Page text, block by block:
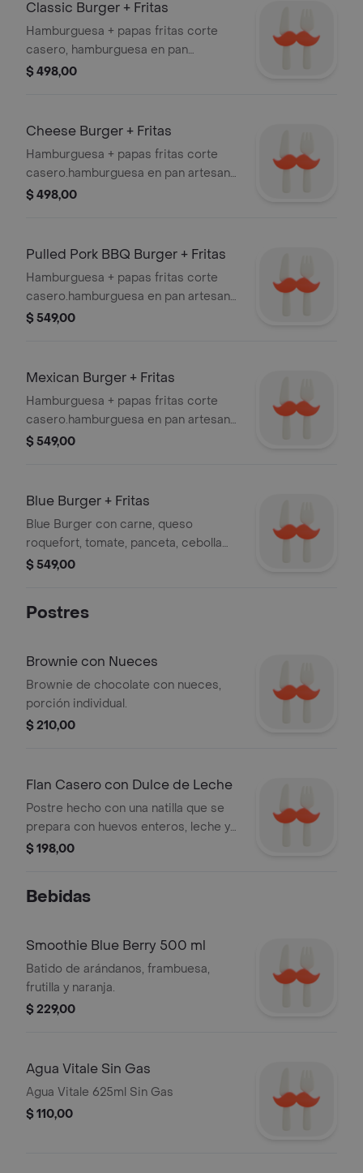
Classic Burger + Fritas
Hamburguesa + papas fritas corte
casero, hamburguesa en pan
artesanal con carne, queso cheddar,
$ 498,00
Cheese Burger + Fritas
Hamburguesa + papas fritas corte
casero.hamburguesa en pan artesanal
con carne, queso cheddar, queso
$ 498,00
Pulled Pork BBQ Burger + Fritas
Hamburguesa + papas fritas corte
casero.hamburguesa en pan artesanal
con pulled pork, queso mozzarella,
$ 549,00
Mexican Burger + Fritas
Hamburguesa + papas fritas corte
casero.hamburguesa en pan artesanal
con carne, queso cheddar, nachos,
$ 549,00
Blue Burger + Fritas
Blue Burger con carne, queso
roquefort, tomate, panceta, cebolla
caramelizada en pan artesanal.
$ 549,00
Postres
Brownie con Nueces
Brownie de chocolate con nueces,
porción individual.
$ 210,00
Flan Casero con Dulce de Leche
Postre hecho con una natilla que se
prepara con huevos enteros, leche y
azúcar, acompañado de dulce de
$ 198,00
Bebidas
Smoothie Blue Berry 500 ml
Batido de arándanos, frambuesa,
frutilla y naranja.
$ 229,00
Agua Vitale Sin Gas
Agua Vitale 625ml Sin Gas
$ 110,00